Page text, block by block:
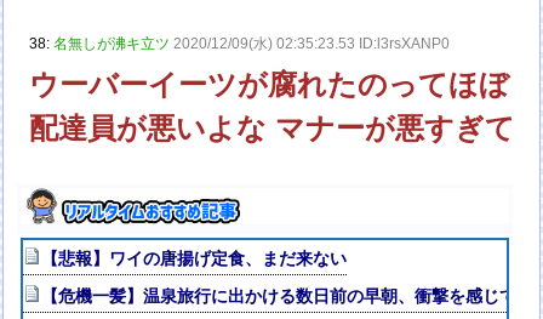
38:名無しが沸キ立ツ 2020/12/09(水) 02:35:23.53 ID:l3rsXANP0
ウーバーイーツが腐れたのってほぼ
配達員が悪いよな マナーが悪すぎて
【悲報】ワイの唐揚げ定食、まだ来ない
【危機一髪】温泉旅行に出かける数日前の早朝、衝撃を感じて